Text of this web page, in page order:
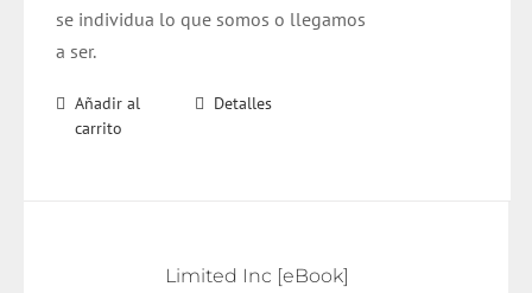
se individua lo que somos o llegamos
a ser.
Añadir al
carrito
Detalles
Limited Inc [eBook]